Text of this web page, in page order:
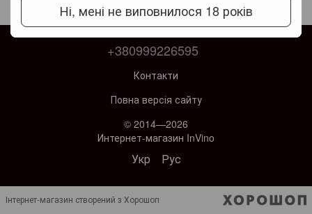
Ні, мені не виповнилося 18 років
+380999226595
Контакти
Повна версія сайту
© 2014—2026
Интернет-магазин InVino
Укр Рус
Інтернет-магазин створений з Хорошоп